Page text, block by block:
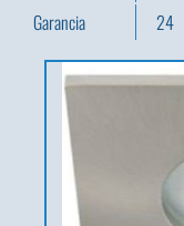
Garancia
24